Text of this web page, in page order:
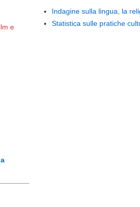
e
Indagine sulla lingua, la
Statistica sulle pratiche